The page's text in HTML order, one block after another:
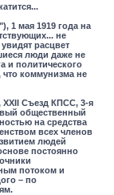
1 мая 1919 года на
не
расцвет
люди даже не
и политического
коммунизма не
XXII Съезд КПСС, 3-я
общественный
на средства
всех членов
людей
постоянно
потоком и
– по